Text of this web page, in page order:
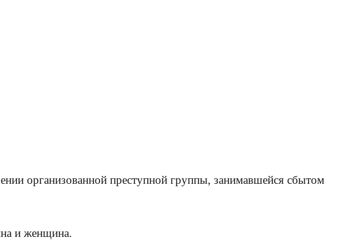
организованной преступной группы, занимавшейся сбытом
и женщина.